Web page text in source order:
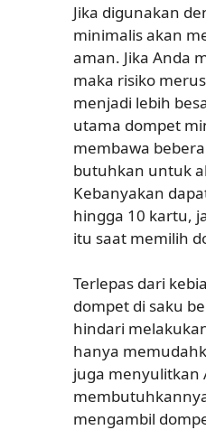
Jika digunakan
minimalis akan
aman. Jika Anda
maka risiko
menjadi lebih
utama dompet
membawa
butuhkan untuk
Kebanyakan
hingga 10 kartu,
itu saat memilih
Terlepas dari
dompet di saku
hindari
hanya
juga menyulitkan
mengambil